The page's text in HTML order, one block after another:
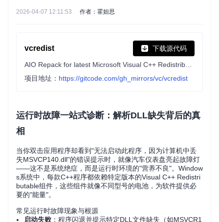
2026-04-07 12:11:53 作者：霍妲思
vcredist 下载源代码
项目地址： https://gitcode.com/gh_mirrors/vc/vcredist
运行时故障一站式诊断：解析DLL缺失背后的真
相
当你双击应用程序却看到"无法启动此程序，因为计算机中丢
失MSVCP140.dll"的错误提示时，就像汽车仪表盘亮起故障灯
——这不是系统绝症，而是运行时环境的"营养不良"。Window
s系统中，每款C++程序都依赖特定版本的Visual C++ Redistri
butable组件，这些组件就像不同型号的电池，为软件提供必
要的"能量"。
常见运行时故障现象与根源
启动失败 ：程序闪退并提示特定DLL文件缺失（如MSVCR1